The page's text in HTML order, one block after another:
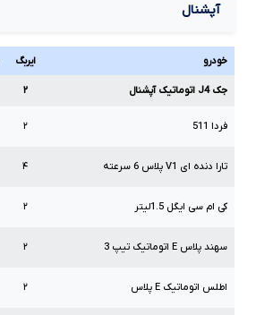
آپشنال
خودرو ایربگ
جک J4 اتوماتیک آپشنال ۲
فردا 511 ۲
تارا دنده ای V1 پلاس 6 سرعته ۴
کی ام سی ایگل 1.5لیتر ۲
سهند پلاس E اتوماتیک تیپ 3 ۲
اطلس اتوماتیک E پلاس ۲